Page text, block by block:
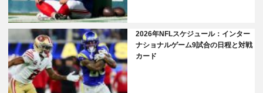
2026年NFLスケジュール：インター
ナショナルゲーム9試合の日程と対戦
カード